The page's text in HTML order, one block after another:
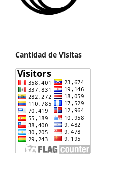
Cantidad de Visitas